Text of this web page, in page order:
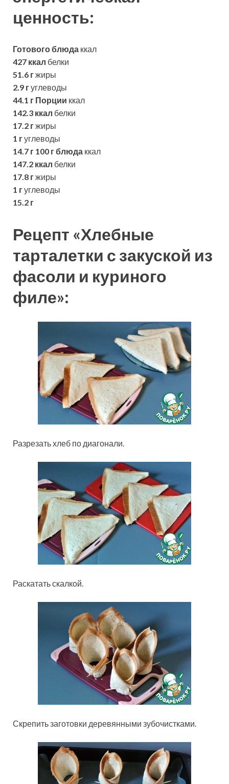
ценность:
Готового блюда ккал
427 ккал белки
51.6 гжиры
2.9 гуглеводы
44.1 г Порции ккал
142.3 ккал белки
17.2 гжиры
1 гуглеводы
14.7 г 100 г блюда ккал
147.2 ккал белки
17.8 гжиры
1 гуглеводы
15.2 г
Рецепт «Хлебные
тарталетки с закуской из
фасоли и куриного
филе»:
Разрезать хлеб по диагонали.
Раскатать скалкой.
Скрепить заготовки деревянными зубочистками.